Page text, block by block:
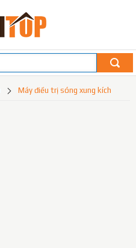
máy điều trị sóng xung kích